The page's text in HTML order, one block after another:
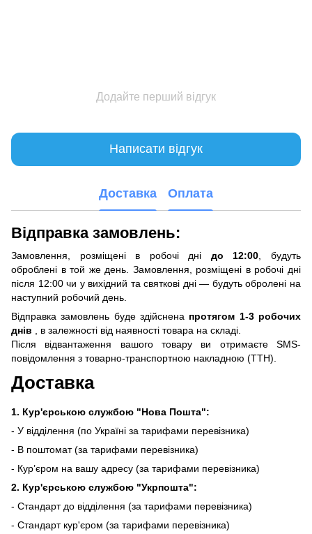
Додайте перший відгук
Написати відгук
Доставка Оплата
Відправка замовлень:
Замовлення, розміщені в робочі дні до 12:00 , будуть
оброблені в той же день. Замовлення, розміщені в робочі дні
після 12:00 чи у вихідний та святкові дні — будуть обролені на
наступний робочий день.
Відправка замовлень буде здійснена протягом 1-3 робочих
днів , в залежності від наявності товара на складі.
Після відвантаження вашого товару ви отримаєте SMS-
повідомлення з товарно-транспортною накладною (ТТН).
Доставка
1. Кур'єрською службою "Нова Пошта":
- У відділення (по Україні за тарифами перевізника)
- В поштомат (за тарифами перевізника)
- Кур’єром на вашу адресу (за тарифами перевізника)
2. Кур'єрською службою "Укрпошта":
- Стандарт до відділення (за тарифами перевізника)
- Стандарт кур'єром (за тарифами перевізника)